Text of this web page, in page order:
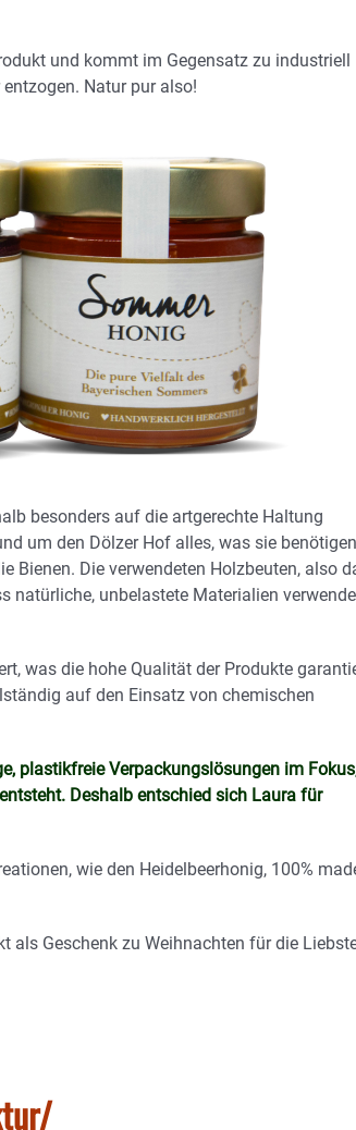
und kommt im Gegensatz zu industriell
Natur pur also!
besonders auf die artgerechte Haltung
um den Dölzer Hof alles, was sie
Bienen. Die verwendeten Holzbeuten, also
natürliche, unbelastete Materialien
was die hohe Qualität der Produkte
auf den Einsatz von chemischen
plastikfreie Verpackungslösungen im
Deshalb entschied sich Laura für
wie den Heidelbeerhonig, 100%
als Geschenk zu Weihnachten für die